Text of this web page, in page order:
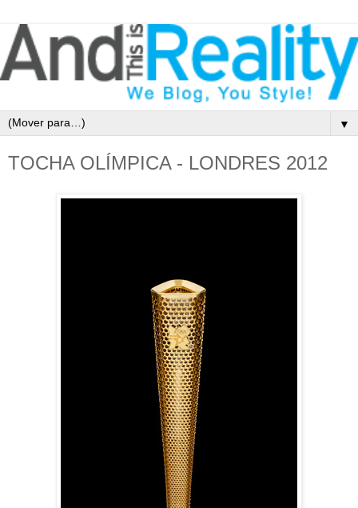
▼
TOCHA OLÍMPICA - LONDRES 2012